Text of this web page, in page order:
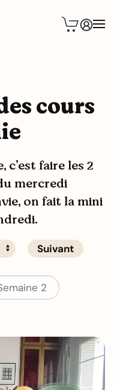
cours
faire les 2
mercredi
on fait la mini
Suivant
2